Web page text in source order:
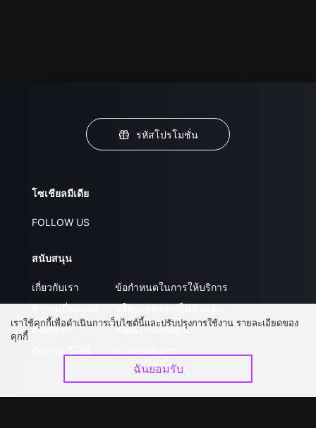
รหัสโปรโมชั่น
โซเชียลมีเดีย
FOLLOW US
สนับสนุน
เกี่ยวกับเรา
ติดต่อเรา
ข้อกำหนดในการให้บริการ
ส่งผลงานของคุณ
เราใช้คุกกี้เพื่อดำเนินการเว็บไซต์นี้และปรับปรุงการใช้งาน รายละเอียดของ
คุกกี้
ฉันยอมรับ